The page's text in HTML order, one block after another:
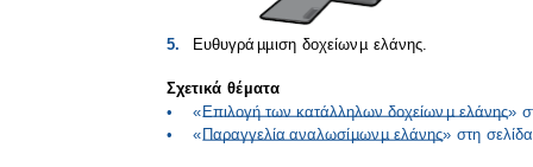
5. Ευθυγρά µµιση δοχείωνµ ελάνης.
Σχετικά θέµατα
•
«Επιλογή των κατάλληλων δοχείωνµ ελάνης»
•
«Παραγγελία αναλωσίµωνµ ελάνης» στη σελίδα